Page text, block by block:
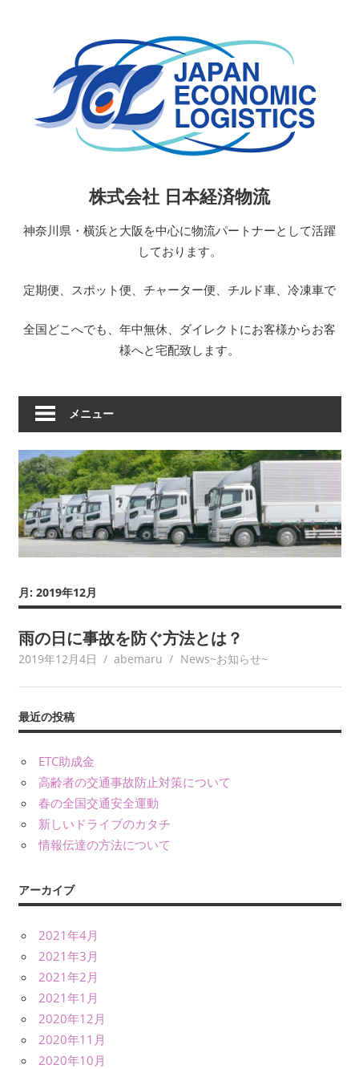
経
流
ECONOMIC
株式会社 日本経済物流
神奈川県・横浜と大阪を中心に物流パートナーとして活躍
しております。
定期便、スポット便、チャーター便、チルド車、冷凍車で
全国どこへでも、年中無休、ダイレクトにお客様からお客
様へと宅配致します。
メニュー
月: 2019年12月
雨の日に事故を防ぐ方法とは？
2019年12月4日 abemaru News~お知らせ~
最近の投稿
ETC助成金
高齢者の交通事故防止対策について
春の全国交通安全運動
新しいドライブのカタチ
情報伝達の方法について
アーカイブ
2021年4月
2021年3月
2021年2月
2021年1月
2020年12月
2020年11月
2020年10月